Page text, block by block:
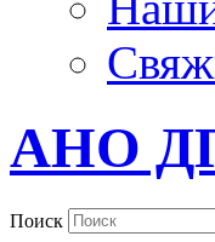
АНО
Поиск